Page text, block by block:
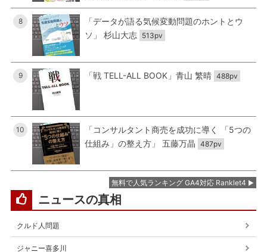
8
「データが語る気候変動問題のホントとウ
ソ」 杉山大志 513pv
9 「戦 TELL-ALL BOOK」青山 繁晴 488pv
10
「コンサルタント商売を成功に導く 「5つの
仕組み」の整え方」 五藤万晶 487pv
無料で人気ランキング GA4対応 Ranklet4
ニュースの真相
クルド人問題
ジャニー喜多川